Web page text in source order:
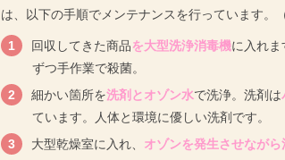
は、以下の手順でメンテナンスを行っています。
回収してきた商品を大型洗浄消毒機に入れ
ずつ手作業で殺菌。
細かい箇所を洗剤とオゾン水で洗浄。洗剤は
ています。人体と環境に優しい洗剤です。
大型乾燥室に入れ、 オゾンを発生させなが